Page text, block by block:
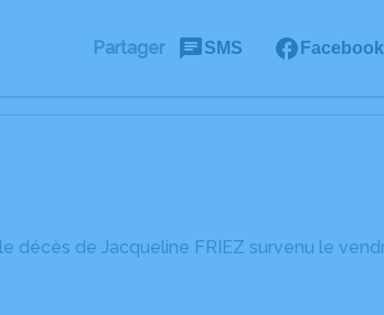
Partager SMS Facebook
décès de Jacqueline FRIEZ survenu le